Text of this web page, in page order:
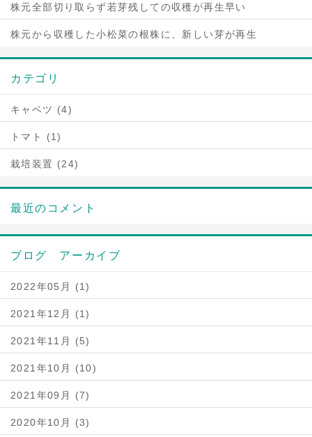
株元全部切り取らず若芽残しての収穫が再生早い
株元から収穫した小松菜の根株に、新しい芽が再生
カテゴリ
キャベツ (4)
トマト (1)
栽培装置 (24)
最近のコメント
ブログ アーカイブ
2022年05月 (1)
2021年12月 (1)
2021年11月 (5)
2021年10月 (10)
2021年09月 (7)
2020年10月 (3)